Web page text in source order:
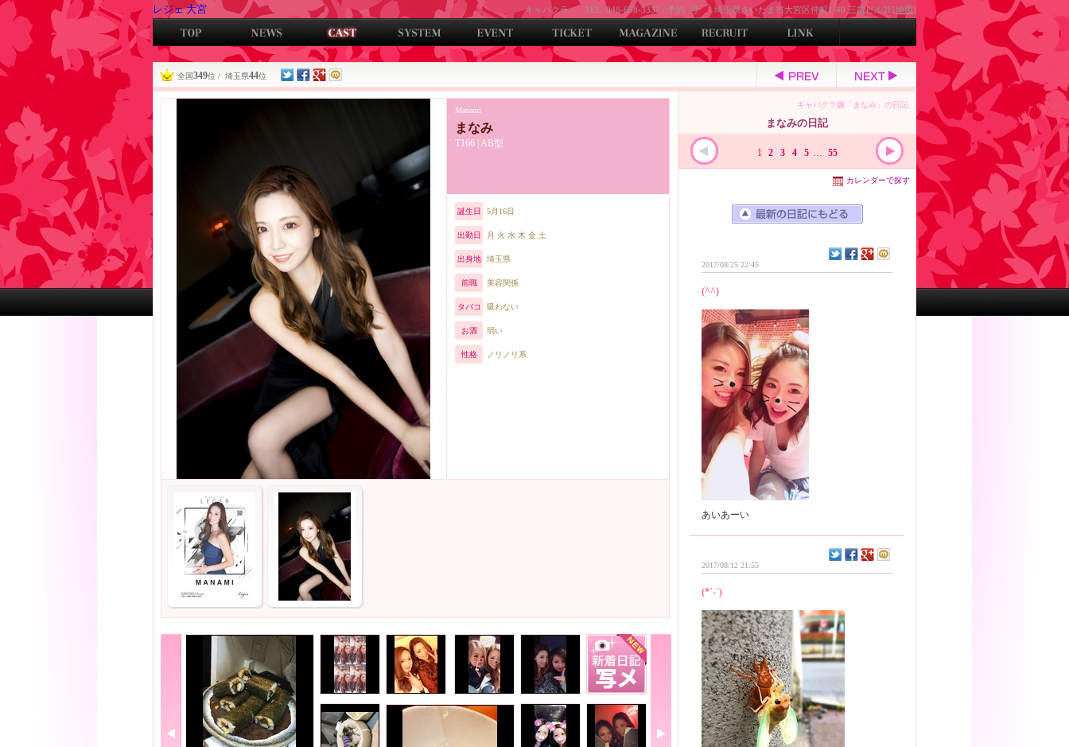
レジェ 大宮 キャバクラ TEL: 048-658-3337 / 予約: 可 埼玉県さいたま市大宮区仲町1-40 三益ビル2F[地図]
全国349位 / 埼玉県44位
まなみ
Manami
T166 | AB型
誕生日 5月16日
出勤日 月 火 水 木 金 土
出身地 埼玉県
前職 美容関係
タバコ 吸わない
お酒 弱い
性格 ノリノリ系
まなみの日記
キャバクラ嬢「まなみ」の日記
1 2 3 4 5 … 55
カレンダーで探す
2017/08/25 22:45
(^^)
2017/08/12 21:55
(*´-`)